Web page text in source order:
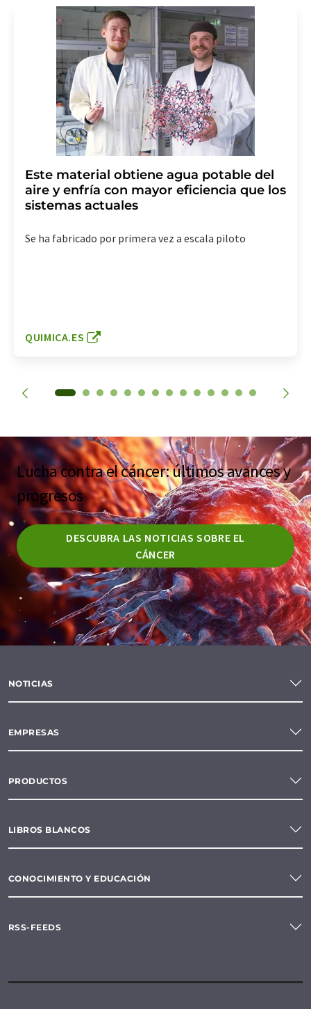
Este material obtiene agua potable del
aire y enfría con mayor eficiencia que los
sistemas actuales
Se ha fabricado por primera vez a escala piloto
QUIMICA.ES
Lucha contra el cáncer: últimos avances y
progresos
DESCUBRA LAS NOTICIAS SOBRE EL
CÁNCER
NOTICIAS
EMPRESAS
PRODUCTOS
LIBROS BLANCOS
CONOCIMIENTO Y EDUCACIÓN
RSS-FEEDS